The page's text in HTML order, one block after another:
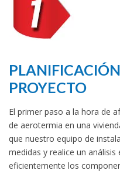
PROYECTO
El primer paso a la hora de
de aerotermia en una
que nuestro equipo de
medidas y realice un
eficientemente los